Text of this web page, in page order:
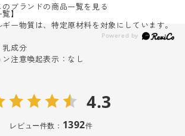
のブランドの商品一覧を見る
】
ー物質は、特定原材料を対象にしています。
成分
注意喚起表示：なし
4.3
レビュー件数： 1392件